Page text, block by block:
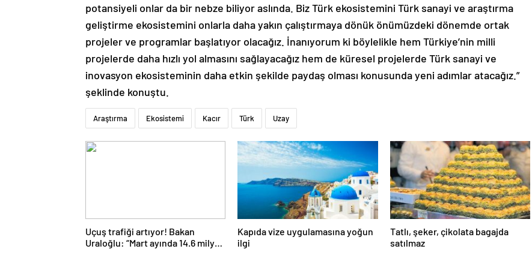
potansiyeli onlar da bir nebze biliyor aslında. Biz Türk ekosistemini Türk sanayi ve araştırma
geliştirme ekosistemini onlarla daha yakın çalıştırmaya dönük önümüzdeki dönemde ortak
projeler ve programlar başlatıyor olacağız. İnanıyorum ki böylelikle hem Türkiye’nin milli
projelerde daha hızlı yol almasını sağlayacağız hem de küresel projelerde Türk sanayi ve
inovasyon ekosisteminin daha etkin şekilde paydaş olması konusunda yeni adımlar atacağız.”
şeklinde konuştu.
Araştırma Ekosistemi Kacır Türk Uzay
Uçuş trafiği artıyor! Bakan
Uraloğlu: “Mart ayında 14.6 milyon
Kapıda vize uygulamasına yoğun
ilgi
Tatlı, şeker, çikolata bagajda
satılmaz